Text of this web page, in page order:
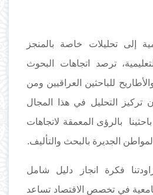
إلى تحليلات خاصة بالمنجز
ترصد اتجاهات البحوث
للباحثين العراقيين ومن
التحليل في هذا المجال
بالرؤى المعمقة لاتجاهات
الجديرة بالبحث والتأليف.
فكرة انجاز دليل شامل
في تخصص الاقتصاد تساعد